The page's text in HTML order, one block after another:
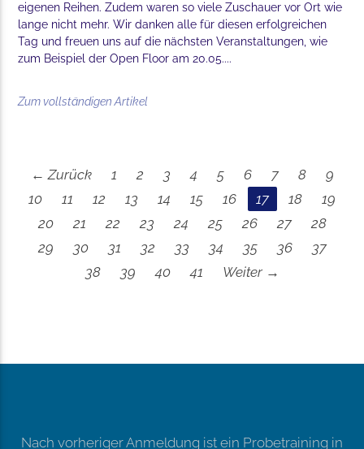
eigenen Reihen. Zudem waren so viele Zuschauer vor Ort wie
lange nicht mehr. Wir danken alle für diesen erfolgreichen
Tag und freuen uns auf die nächsten Veranstaltungen, wie
zum Beispiel der Open Floor am 20.05....
Zum vollständigen Artikel
← Zurück 1 2 3 4 5 6 7 8
9
10
11 12 13 14 15 16 17 18
19
20
21 22 23 24 25 26 27
28
29
30 31 32 33 34 35 36
37
38
39 40 41 Weiter →
Nach vorheriger Anmeldung ist ein Probetraining in